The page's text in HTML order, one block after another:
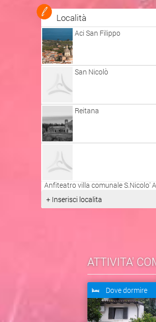
Località
Aci San Filippo
San Nicolò
Reitana
Anfiteatro villa comunale S.Nicolo'
+ Inserisci localita
ATTIVITA'
Dove dormire